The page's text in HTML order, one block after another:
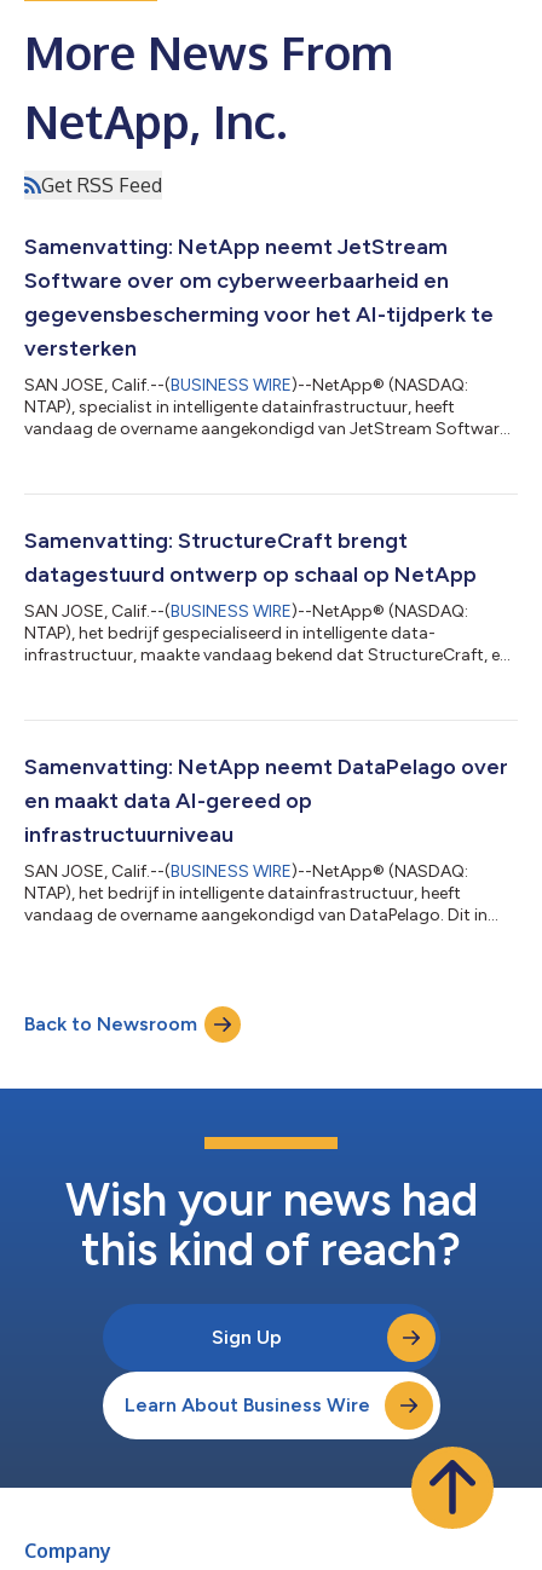
More News From
NetApp, Inc.
Get RSS Feed
Samenvatting: NetApp neemt JetStream
Software over om cyberweerbaarheid en
gegevensbescherming voor het AI-tijdperk te
versterken
SAN JOSE, Calif.--(BUSINESS WIRE)--NetApp® (NASDAQ:
NTAP), specialist in intelligente datainfrastructuur, heeft
vandaag de overname aangekondigd van JetStream Software,
voor veel van hun meest bedrijfskritieke applicaties vertrouwen
zoeken organisaties vaak naar manieren om workloads te
verplaatsen en daarbij kosten, complex...
Samenvatting: StructureCraft brengt
datagestuurd ontwerp op schaal op NetApp
SAN JOSE, Calif.--(BUSINESS WIRE)--NetApp® (NASDAQ:
NTAP), het bedrijf gespecialiseerd in intelligente data-
infrastructuur, maakte vandaag bekend dat StructureCraft, een
constructies en hybride gebouwen, voortaan NetApp gebruikt
creëren. Dankzij deze nieuwe infrastructuur kunnen de
werknemers van het bedrijf wereldwijd samenwerken,
grootsch...
Samenvatting: NetApp neemt DataPelago over
en maakt data AI-gereed op
infrastructuurniveau
SAN JOSE, Calif.--(BUSINESS WIRE)--NetApp® (NASDAQ:
NTAP), het bedrijf in intelligente datainfrastructuur, heeft
vandaag de overname aangekondigd van DataPelago. Dit in
nemen. De overname vormt een fundamentele uitbreiding van
het portfolio van NetApp en maakt gegevensverwerking met
GPU-versnelling mogelijk die direct is afgest...
Back to Newsroom
Wish your news had
this kind of reach?
Sign Up
Learn About Business Wire
Company